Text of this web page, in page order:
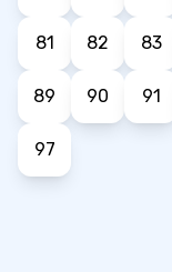
81 82 83
89 90 91
97